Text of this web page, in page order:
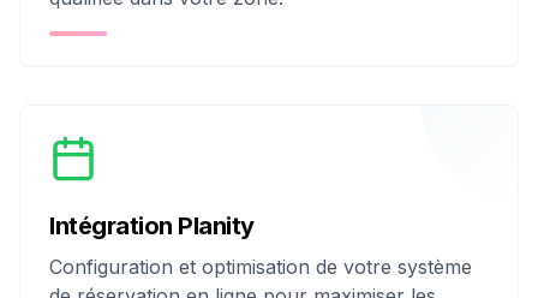
Intégration Planity
Configuration et optimisation de votre système